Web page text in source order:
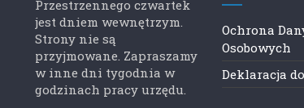
Przestrzennego czwartek
jest dniem wewnętrzym.
Strony nie są
przyjmowane. Zapraszamy
w inne dni tygodnia w
godzinach pracy urzędu.
Ochrona
Osobowych
Deklaracja